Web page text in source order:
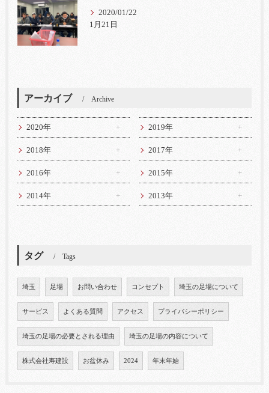
2020/01/22
1月21日
アーカイブ Archive
2020年 2019年
2018年 2017年
2016年 2015年
2014年 2013年
タグ Tags
埼玉 足場 お問い合わせ コンセプト 埼玉の足場について
サービス よくある質問 アクセス プライバシーポリシー
埼玉の足場の必要とされる理由 埼玉の足場の内容について
株式会社寿建設 お盆休み 2024 年末年始